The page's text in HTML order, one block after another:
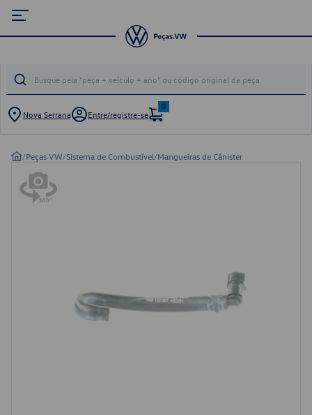
Nova Serrana Entre/registre-se
0
/Peças VW/Sistema de Combustível/Mangueiras de Cânister